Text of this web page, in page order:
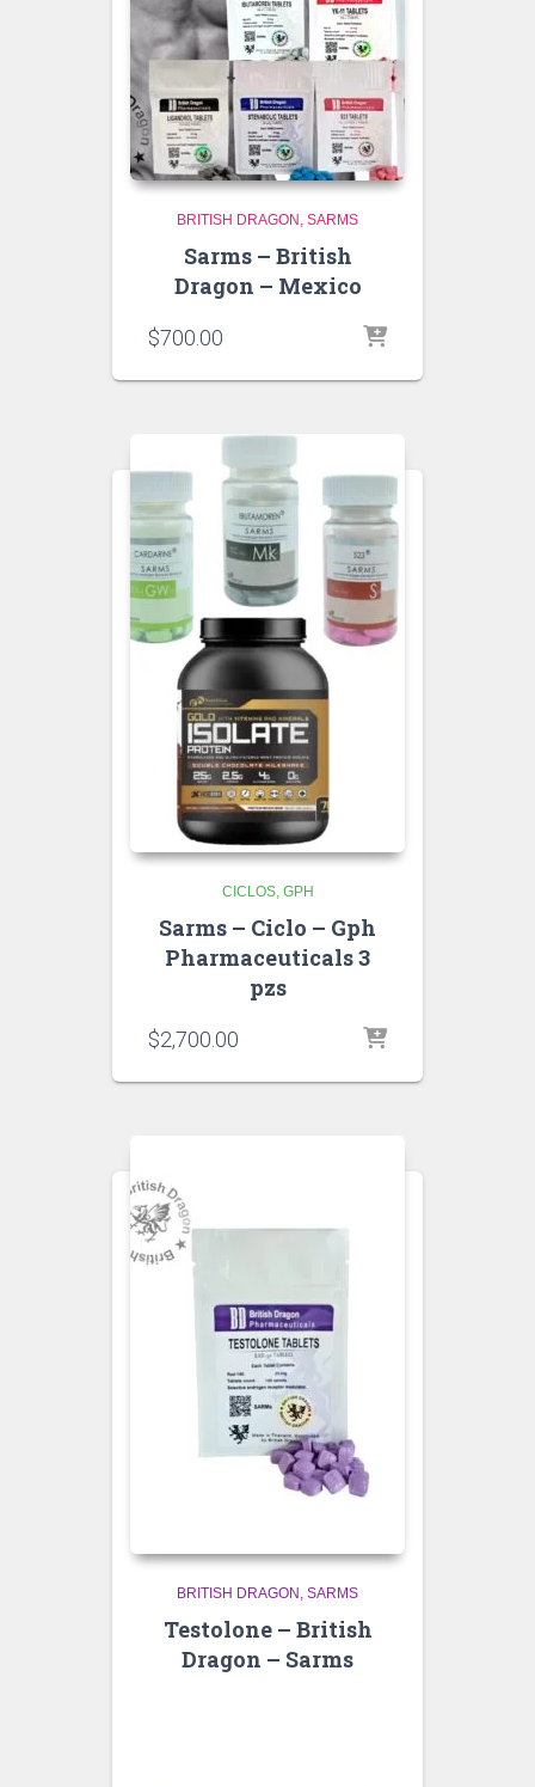
BRITISH DRAGON SARMS
Sarms – British
Dragon – Mexico
$700.00
CICLOS GPH
Sarms – Ciclo – Gph
Pharmaceuticals 3
pzs
$2,700.00
BRITISH DRAGON SARMS
Testolone – British
Dragon – Sarms